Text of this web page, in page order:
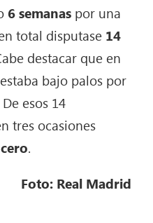
6 semanas por una
total disputase 14
destacar que en
bajo palos por
esos 14
tres ocasiones
.
Foto: Real Madrid